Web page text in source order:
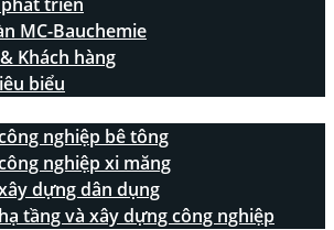
MC-Bauchemie
Khách hàng
biểu
nghiệp bê tông
nghiệp xi măng
dựng dân dụng
tầng và xây dựng công nghiệp